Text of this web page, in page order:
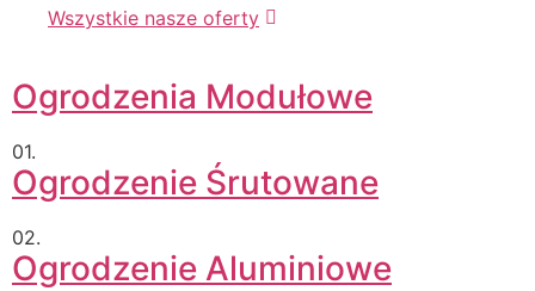
Wszystkie nasze oferty
Ogrodzenia Modułowe
01.
Ogrodzenie Śrutowane
02.
Ogrodzenie Aluminiowe